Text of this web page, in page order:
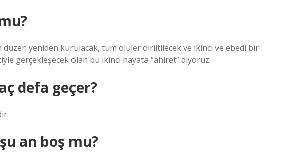
düzen yeniden kurulacak, tüm ölüler diriltilecek ve ikinci ve ebedi bir
gerçekleşecek olan bu ikinci hayata “ahiret” diyoruz.
defa geçer?
an boş mu?